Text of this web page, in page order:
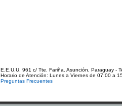
E.E.U.U. 961 c/ Tte. Fariña. Asunción, Paraguay -
Horario de Atención: Lunes a Viernes de 07:00 a
Preguntas Frecuentes